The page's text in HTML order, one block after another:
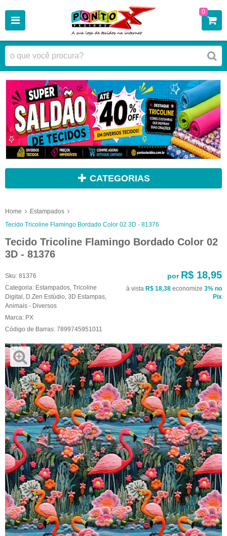
0
CATEGORIAS
Home
Estampados
Tecido Tricoline Flamingo Bordado Color 02 3D - 81376
Tecido Tricoline Flamingo Bordado Color 02
3D - 81376
Sku: 81376
Categoria: Estampados, Tricoline
Digital , D.Zen Estúdio, 3D Estampas,
Animais - Diversos
Marca: PX
Código de Barras: 7899745951011
por R$ 18,95
à vista R$ 18,38 economize 3% no
Pix